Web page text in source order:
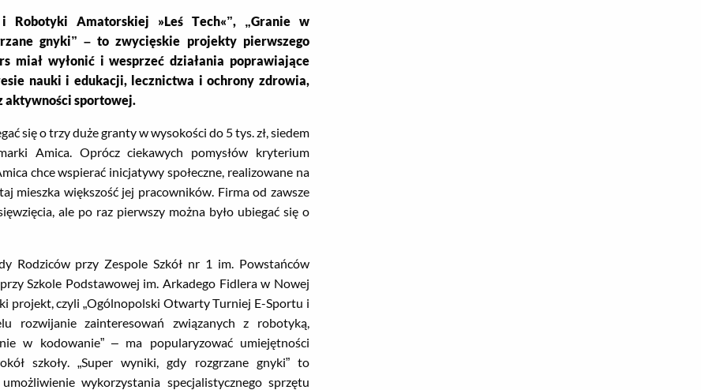
Robotyki Amatorskiej »Leś Tech«”, „Granie w
gnyki” – to zwycięskie projekty pierwszego
miał wyłonić i wesprzeć działania poprawiające
nauki i edukacji, lecznictwa i ochrony zdrowia,
aktywności sportowej.
się o trzy duże granty w wysokości do 5 tys. zł, siedem
Amica. Oprócz ciekawych pomysłów kryterium
chce wspierać inicjatywy społeczne, realizowane na
mieszka większość jej pracowników. Firma od zawsze
ale po raz pierwszy można było ubiegać się o
Rodziców przy Zespole Szkół nr 1 im. Powstańców
Szkole Podstawowej im. Arkadego Fidlera w Nowej
projekt, czyli „Ogólnopolski Otwarty Turniej E-Sportu i
rozwijanie zainteresowań związanych z robotyką,
w kodowanie” – ma popularyzować umiejętności
szkoły. „Super wyniki, gdy rozgrzane gnyki” to
wykorzystania specjalistycznego sprzętu